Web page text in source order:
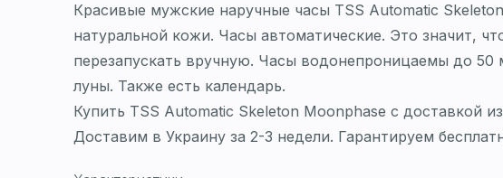
Красивые мужские наручные часы TSS Automatic
натуральной кожи. Часы автоматические. Это значит,
перезапускать вручную. Часы водонепроницаемы до
луны. Также есть календарь.
Купить TSS Automatic Skeleton Moonphase с доставкой
Доставим в Украину за 2-3 недели. Гарантируем